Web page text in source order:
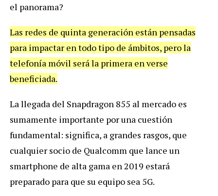
el panorama?
Las redes de quinta generación están pensadas
para impactar en todotipo de ámbitos, perola
telefonía móvil será la primera en verse
beneficiada.
La llegada del Snapdragon 855 al mercado es
sumamente importante poruna cuestión
fundamental: significa, a grandes rasgos, que
cualquier socio de Qualcomm que lance un
smartphone de alta gama en 2019 estará
preparado para que su equipo sea 5G.